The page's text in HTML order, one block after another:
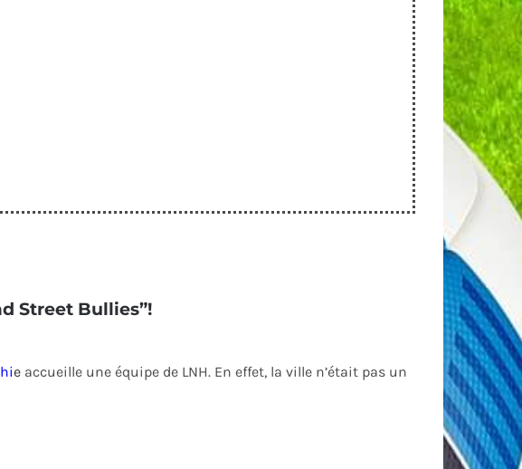
Street Bullies”!
e accueille une équipe de LNH. En effet, la ville n’était pas un